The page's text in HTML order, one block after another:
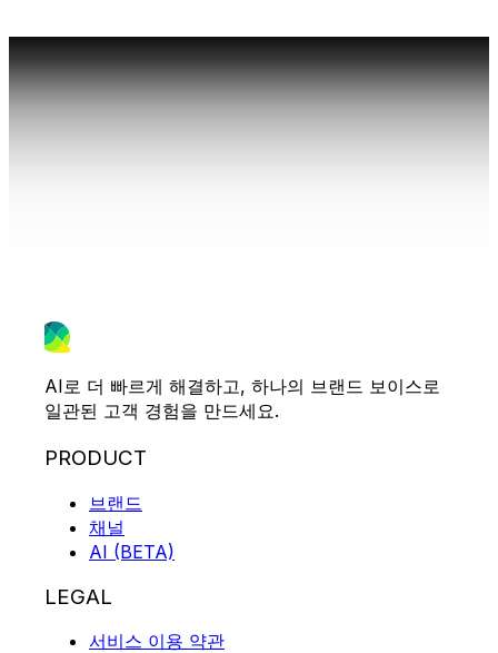
AI로 더 빠르게 해결하고, 하나의 브랜드 보이스로
일관된 고객 경험을 만드세요.
PRODUCT
브랜드
채널
AI (BETA)
LEGAL
서비스 이용 약관